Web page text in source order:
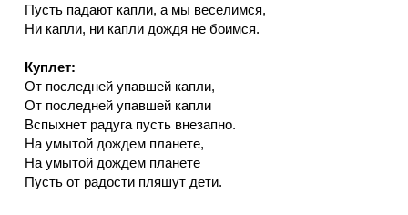
Пусть падают капли, а мы веселимся,
Ни капли, ни капли дождя не боимся.
Куплет:
От последней упавшей капли,
От последней упавшей капли
Вспыхнет радуга пусть внезапно.
На умытой дождем планете,
На умытой дождем планете
Пусть от радости пляшут дети.